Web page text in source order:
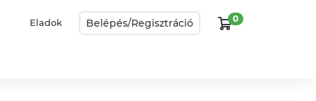
Eladok Belépés/Regisztráció 0